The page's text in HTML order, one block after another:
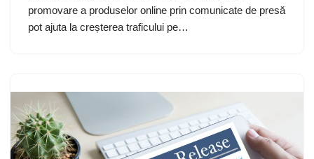
promovare a produselor online prin comunicate de presă
pot ajuta la creșterea traficului pe…